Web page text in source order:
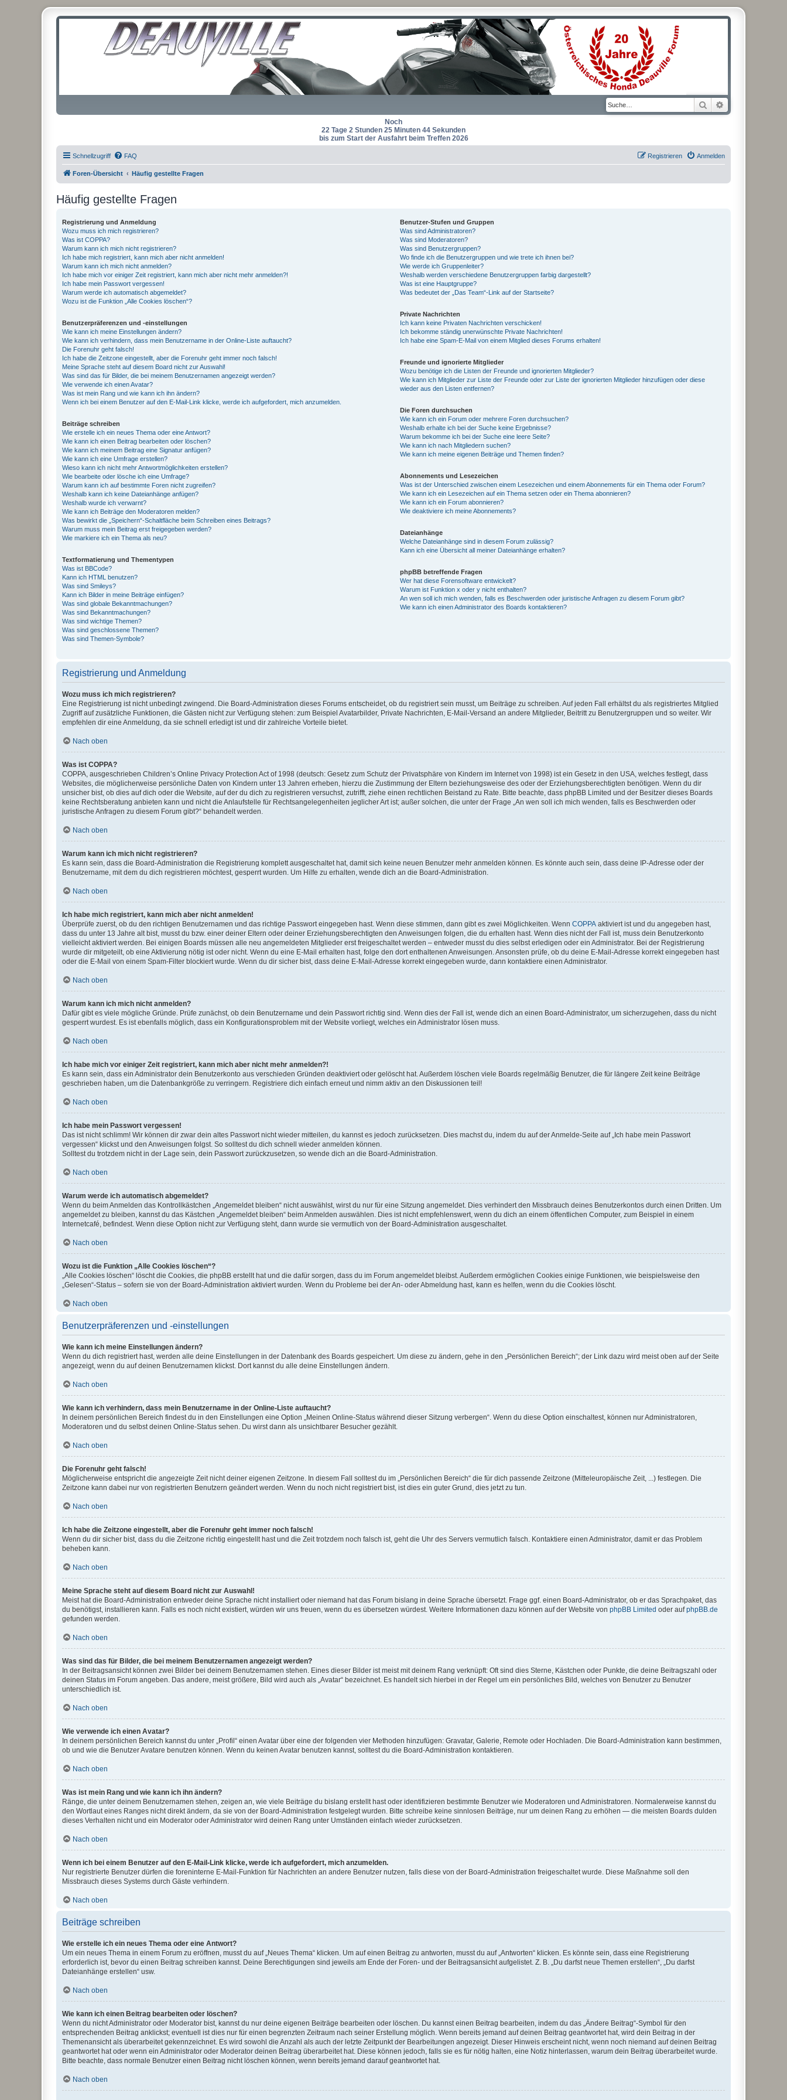
Suche
Noch
22 Tage 2 Stunden 25 Minuten 43 Sekunden
bis zum Start der Ausfahrt beim Treffen 2026
Schnellzugriff FAQ Anmelden
Registrieren
Foren-Übersicht Häufig gestellte Fragen
Häufig gestellte Fragen
Registrierung und Anmeldung
Wozu muss ich mich registrieren?
Was ist COPPA?
Warum kann ich mich nicht registrieren?
Ich habe mich registriert, kann mich aber nicht anmelden!
Warum kann ich mich nicht anmelden?
Ich habe mich vor einiger Zeit registriert, kann mich aber nicht mehr anmelden?!
Ich habe mein Passwort vergessen!
Warum werde ich automatisch abgemeldet?
Wozu ist die Funktion „Alle Cookies löschen“?
Benutzerpräferenzen und -einstellungen
Wie kann ich meine Einstellungen ändern?
Wie kann ich verhindern, dass mein Benutzername in der Online-Liste auftaucht?
Die Forenuhr geht falsch!
Ich habe die Zeitzone eingestellt, aber die Forenuhr geht immer noch falsch!
Meine Sprache steht auf diesem Board nicht zur Auswahl!
Was sind das für Bilder, die bei meinem Benutzernamen angezeigt werden?
Wie verwende ich einen Avatar?
Was ist mein Rang und wie kann ich ihn ändern?
Wenn ich bei einem Benutzer auf den E-Mail-Link klicke, werde ich aufgefordert, mich anzumelden.
Beiträge schreiben
Wie erstelle ich ein neues Thema oder eine Antwort?
Wie kann ich einen Beitrag bearbeiten oder löschen?
Wie kann ich meinem Beitrag eine Signatur anfügen?
Wie kann ich eine Umfrage erstellen?
Wieso kann ich nicht mehr Antwortmöglichkeiten erstellen?
Wie bearbeite oder lösche ich eine Umfrage?
Warum kann ich auf bestimmte Foren nicht zugreifen?
Weshalb kann ich keine Dateianhänge anfügen?
Weshalb wurde ich verwarnt?
Wie kann ich Beiträge den Moderatoren melden?
Was bewirkt die „Speichern“-Schaltfläche beim Schreiben eines Beitrags?
Warum muss mein Beitrag erst freigegeben werden?
Wie markiere ich ein Thema als neu?
Textformatierung und Thementypen
Was ist BBCode?
Kann ich HTML benutzen?
Was sind Smileys?
Kann ich Bilder in meine Beiträge einfügen?
Was sind globale Bekanntmachungen?
Was sind Bekanntmachungen?
Was sind wichtige Themen?
Was sind geschlossene Themen?
Was sind Themen-Symbole?
Benutzer-Stufen und Gruppen
Was sind Administratoren?
Was sind Moderatoren?
Was sind Benutzergruppen?
Wo finde ich die Benutzergruppen und wie trete ich ihnen bei?
Wie werde ich Gruppenleiter?
Weshalb werden verschiedene Benutzergruppen farbig dargestellt?
Was ist eine Hauptgruppe?
Was bedeutet der „Das Team“-Link auf der Startseite?
Private Nachrichten
Ich kann keine Privaten Nachrichten verschicken!
Ich bekomme ständig unerwünschte Private Nachrichten!
Ich habe eine Spam-E-Mail von einem Mitglied dieses Forums erhalten!
Freunde und ignorierte Mitglieder
Wozu benötige ich die Listen der Freunde und ignorierten Mitglieder?
Wie kann ich Mitglieder zur Liste der Freunde oder zur Liste der ignorierten Mitglieder hinzufügen oder diese
wieder aus den Listen entfernen?
Die Foren durchsuchen
Wie kann ich ein Forum oder mehrere Foren durchsuchen?
Weshalb erhalte ich bei der Suche keine Ergebnisse?
Warum bekomme ich bei der Suche eine leere Seite?
Wie kann ich nach Mitgliedern suchen?
Wie kann ich meine eigenen Beiträge und Themen finden?
Abonnements und Lesezeichen
Was ist der Unterschied zwischen einem Lesezeichen und einem Abonnements für ein Thema oder Forum?
Wie kann ich ein Lesezeichen auf ein Thema setzen oder ein Thema abonnieren?
Wie kann ich ein Forum abonnieren?
Wie deaktiviere ich meine Abonnements?
Dateianhänge
Welche Dateianhänge sind in diesem Forum zulässig?
Kann ich eine Übersicht all meiner Dateianhänge erhalten?
phpBB betreffende Fragen
Wer hat diese Forensoftware entwickelt?
Warum ist Funktion x oder y nicht enthalten?
An wen soll ich mich wenden, falls es Beschwerden oder juristische Anfragen zu diesem Forum gibt?
Wie kann ich einen Administrator des Boards kontaktieren?
Registrierung und Anmeldung
Wozu muss ich mich registrieren?
Eine Registrierung ist nicht unbedingt zwingend. Die Board-Administration dieses Forums entscheidet, ob du registriert sein musst, um Beiträge zu schreiben. Auf jeden Fall erhältst du als registriertes Mitglied
Zugriff auf zusätzliche Funktionen, die Gästen nicht zur Verfügung stehen: zum Beispiel Avatarbilder, Private Nachrichten, E-Mail-Versand an andere Mitglieder, Beitritt zu Benutzergruppen und so weiter. Wir
empfehlen dir eine Anmeldung, da sie schnell erledigt ist und dir zahlreiche Vorteile bietet.
Nach oben
Was ist COPPA?
COPPA, ausgeschrieben Children’s Online Privacy Protection Act of 1998 (deutsch: Gesetz zum Schutz der Privatsphäre von Kindern im Internet von 1998) ist ein Gesetz in den USA, welches festlegt, dass
Websites, die möglicherweise persönliche Daten von Kindern unter 13 Jahren erheben, hierzu die Zustimmung der Eltern beziehungsweise des oder der Erziehungsberechtigten benötigen. Wenn du dir
unsicher bist, ob dies auf dich oder die Website, auf der du dich zu registrieren versuchst, zutrifft, ziehe einen rechtlichen Beistand zu Rate. Bitte beachte, dass phpBB Limited und der Besitzer dieses Boards
keine Rechtsberatung anbieten kann und nicht die Anlaufstelle für Rechtsangelegenheiten jeglicher Art ist; außer solchen, die unter der Frage „An wen soll ich mich wenden, falls es Beschwerden oder
juristische Anfragen zu diesem Forum gibt?“ behandelt werden.
Nach oben
Warum kann ich mich nicht registrieren?
Es kann sein, dass die Board-Administration die Registrierung komplett ausgeschaltet hat, damit sich keine neuen Benutzer mehr anmelden können. Es könnte auch sein, dass deine IP-Adresse oder der
Benutzername, mit dem du dich registrieren möchtest, gesperrt wurden. Um Hilfe zu erhalten, wende dich an die Board-Administration.
Nach oben
Ich habe mich registriert, kann mich aber nicht anmelden!
Überprüfe zuerst, ob du den richtigen Benutzernamen und das richtige Passwort eingegeben hast. Wenn diese stimmen, dann gibt es zwei Möglichkeiten. Wenn COPPA aktiviert ist und du angegeben hast,
dass du unter 13 Jahre alt bist, musst du bzw. einer deiner Eltern oder deiner Erziehungsberechtigten den Anweisungen folgen, die du erhalten hast. Wenn dies nicht der Fall ist, muss dein Benutzerkonto
vielleicht aktiviert werden. Bei einigen Boards müssen alle neu angemeldeten Mitglieder erst freigeschaltet werden – entweder musst du dies selbst erledigen oder ein Administrator. Bei der Registrierung
wurde dir mitgeteilt, ob eine Aktivierung nötig ist oder nicht. Wenn du eine E-Mail erhalten hast, folge den dort enthaltenen Anweisungen. Ansonsten prüfe, ob du deine E-Mail-Adresse korrekt eingegeben hast
oder die E-Mail von einem Spam-Filter blockiert wurde. Wenn du dir sicher bist, dass deine E-Mail-Adresse korrekt eingegeben wurde, dann kontaktiere einen Administrator.
Nach oben
Warum kann ich mich nicht anmelden?
Dafür gibt es viele mögliche Gründe. Prüfe zunächst, ob dein Benutzername und dein Passwort richtig sind. Wenn dies der Fall ist, wende dich an einen Board-Administrator, um sicherzugehen, dass du nicht
gesperrt wurdest. Es ist ebenfalls möglich, dass ein Konfigurationsproblem mit der Website vorliegt, welches ein Administrator lösen muss.
Nach oben
Ich habe mich vor einiger Zeit registriert, kann mich aber nicht mehr anmelden?!
Es kann sein, dass ein Administrator dein Benutzerkonto aus verschieden Gründen deaktiviert oder gelöscht hat. Außerdem löschen viele Boards regelmäßig Benutzer, die für längere Zeit keine Beiträge
geschrieben haben, um die Datenbankgröße zu verringern. Registriere dich einfach erneut und nimm aktiv an den Diskussionen teil!
Nach oben
Ich habe mein Passwort vergessen!
Das ist nicht schlimm! Wir können dir zwar dein altes Passwort nicht wieder mitteilen, du kannst es jedoch zurücksetzen. Dies machst du, indem du auf der Anmelde-Seite auf „Ich habe mein Passwort
vergessen“ klickst und den Anweisungen folgst. So solltest du dich schnell wieder anmelden können.
Solltest du trotzdem nicht in der Lage sein, dein Passwort zurückzusetzen, so wende dich an die Board-Administration.
Nach oben
Warum werde ich automatisch abgemeldet?
Wenn du beim Anmelden das Kontrollkästchen „Angemeldet bleiben“ nicht auswählst, wirst du nur für eine Sitzung angemeldet. Dies verhindert den Missbrauch deines Benutzerkontos durch einen Dritten. Um
angemeldet zu bleiben, kannst du das Kästchen „Angemeldet bleiben“ beim Anmelden auswählen. Dies ist nicht empfehlenswert, wenn du dich an einem öffentlichen Computer, zum Beispiel in einem
Internetcafé, befindest. Wenn diese Option nicht zur Verfügung steht, dann wurde sie vermutlich von der Board-Administration ausgeschaltet.
Nach oben
Wozu ist die Funktion „Alle Cookies löschen“?
„Alle Cookies löschen“ löscht die Cookies, die phpBB erstellt hat und die dafür sorgen, dass du im Forum angemeldet bleibst. Außerdem ermöglichen Cookies einige Funktionen, wie beispielsweise den
„Gelesen“-Status – sofern sie von der Board-Administration aktiviert wurden. Wenn du Probleme bei der An- oder Abmeldung hast, kann es helfen, wenn du die Cookies löscht.
Nach oben
Benutzerpräferenzen und -einstellungen
Wie kann ich meine Einstellungen ändern?
Wenn du dich registriert hast, werden alle deine Einstellungen in der Datenbank des Boards gespeichert. Um diese zu ändern, gehe in den „Persönlichen Bereich“; der Link dazu wird meist oben auf der Seite
angezeigt, wenn du auf deinen Benutzernamen klickst. Dort kannst du alle deine Einstellungen ändern.
Nach oben
Wie kann ich verhindern, dass mein Benutzername in der Online-Liste auftaucht?
In deinem persönlichen Bereich findest du in den Einstellungen eine Option „Meinen Online-Status während dieser Sitzung verbergen“. Wenn du diese Option einschaltest, können nur Administratoren,
Moderatoren und du selbst deinen Online-Status sehen. Du wirst dann als unsichtbarer Besucher gezählt.
Nach oben
Die Forenuhr geht falsch!
Möglicherweise entspricht die angezeigte Zeit nicht deiner eigenen Zeitzone. In diesem Fall solltest du im „Persönlichen Bereich“ die für dich passende Zeitzone (Mitteleuropäische Zeit, ...) festlegen. Die
Zeitzone kann dabei nur von registrierten Benutzern geändert werden. Wenn du noch nicht registriert bist, ist dies ein guter Grund, dies jetzt zu tun.
Nach oben
Ich habe die Zeitzone eingestellt, aber die Forenuhr geht immer noch falsch!
Wenn du dir sicher bist, dass du die Zeitzone richtig eingestellt hast und die Zeit trotzdem noch falsch ist, geht die Uhr des Servers vermutlich falsch. Kontaktiere einen Administrator, damit er das Problem
beheben kann.
Nach oben
Meine Sprache steht auf diesem Board nicht zur Auswahl!
Meist hat die Board-Administration entweder deine Sprache nicht installiert oder niemand hat das Forum bislang in deine Sprache übersetzt. Frage ggf. einen Board-Administrator, ob er das Sprachpaket, das
du benötigst, installieren kann. Falls es noch nicht existiert, würden wir uns freuen, wenn du es übersetzen würdest. Weitere Informationen dazu können auf der Website von phpBB Limited oder aufphpBB.de
gefunden werden.
Nach oben
Was sind das für Bilder, die bei meinem Benutzernamen angezeigt werden?
In der Beitragsansicht können zwei Bilder bei deinem Benutzernamen stehen. Eines dieser Bilder ist meist mit deinem Rang verknüpft: Oft sind dies Sterne, Kästchen oder Punkte, die deine Beitragszahl oder
deinen Status im Forum angeben. Das andere, meist größere, Bild wird auch als „Avatar“ bezeichnet. Es handelt sich hierbei in der Regel um ein persönliches Bild, welches von Benutzer zu Benutzer
unterschiedlich ist.
Nach oben
Wie verwende ich einen Avatar?
In deinem persönlichen Bereich kannst du unter „Profil“ einen Avatar über eine der folgenden vier Methoden hinzufügen: Gravatar, Galerie, Remote oder Hochladen. Die Board-Administration kann bestimmen,
ob und wie die Benutzer Avatare benutzen können. Wenn du keinen Avatar benutzen kannst, solltest du die Board-Administration kontaktieren.
Nach oben
Was ist mein Rang und wie kann ich ihn ändern?
Ränge, die unter deinem Benutzernamen stehen, zeigen an, wie viele Beiträge du bislang erstellt hast oder identifizieren bestimmte Benutzer wie Moderatoren und Administratoren. Normalerweise kannst du
den Wortlaut eines Ranges nicht direkt ändern, da sie von der Board-Administration festgelegt wurden. Bitte schreibe keine sinnlosen Beiträge, nur um deinen Rang zu erhöhen — die meisten Boards dulden
dieses Verhalten nicht und ein Moderator oder Administrator wird deinen Rang unter Umständen einfach wieder zurücksetzen.
Nach oben
Wenn ich bei einem Benutzer auf den E-Mail-Link klicke, werde ich aufgefordert, mich anzumelden.
Nur registrierte Benutzer dürfen die foreninterne E-Mail-Funktion für Nachrichten an andere Benutzer nutzen, falls diese von der Board-Administration freigeschaltet wurde. Diese Maßnahme soll den
Missbrauch dieses Systems durch Gäste verhindern.
Nach oben
Beiträge schreiben
Wie erstelle ich ein neues Thema oder eine Antwort?
Um ein neues Thema in einem Forum zu eröffnen, musst du auf „Neues Thema“ klicken. Um auf einen Beitrag zu antworten, musst du auf „Antworten“ klicken. Es könnte sein, dass eine Registrierung
erforderlich ist, bevor du einen Beitrag schreiben kannst. Deine Berechtigungen sind jeweils am Ende der Foren- und der Beitragsansicht aufgelistet. Z. B. „Du darfst neue Themen erstellen“, „Du darfst
Dateianhänge erstellen“ usw.
Nach oben
Wie kann ich einen Beitrag bearbeiten oder löschen?
Wenn du nicht Administrator oder Moderator bist, kannst du nur deine eigenen Beiträge bearbeiten oder löschen. Du kannst einen Beitrag bearbeiten, indem du das „Ändere Beitrag“-Symbol für den
entsprechenden Beitrag anklickst; eventuell ist dies nur für einen begrenzten Zeitraum nach seiner Erstellung möglich. Wenn bereits jemand auf deinen Beitrag geantwortet hat, wird dein Beitrag in der
Themenansicht als überarbeitet gekennzeichnet. Es wird sowohl die Anzahl als auch der letzte Zeitpunkt der Bearbeitungen angezeigt. Dieser Hinweis erscheint nicht, wenn noch niemand auf deinen Beitrag
geantwortet hat oder wenn ein Administrator oder Moderator deinen Beitrag überarbeitet hat. Diese können jedoch, falls sie es für nötig halten, eine Notiz hinterlassen, warum dein Beitrag überarbeitet wurde.
Bitte beachte, dass normale Benutzer einen Beitrag nicht löschen können, wenn bereits jemand darauf geantwortet hat.
Nach oben